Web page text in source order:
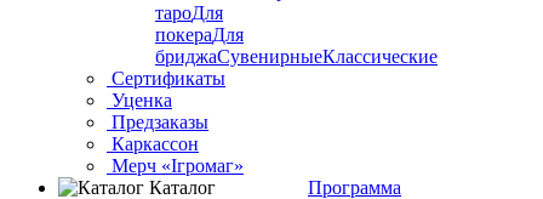
тароДля
покераДля
бриджаСувенирныеКлассические
Сертификаты
Уценка
Предзаказы
Каркассон
Мерч «Ігромаг»
Каталог
Программа